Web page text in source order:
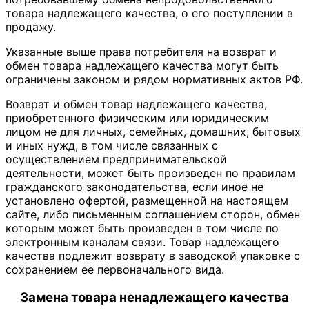
товара надлежащего качества, о его поступлении в
продажу.
Указанные выше права потребителя на возврат и
обмен товара надлежащего качества могут быть
ограничены законом и рядом нормативных актов РФ.
Возврат и обмен товар надлежащего качества,
приобретенного физическим или юридическим
лицом не для личных, семейных, домашних, бытовых
и иных нужд, в том числе связанных с
осуществлением предпринимательской
деятельности, может быть произведен по правилам
гражданского законодательства, если иное не
установлено офертой, размещенной на настоящем
сайте, либо письменным соглашением сторон, обмен
которым может быть произведен в том числе по
электронным каналам связи. Товар надлежащего
качества подлежит возврату в заводской упаковке с
сохранением ее первоначального вида.
Замена товара ненадлежащего качества